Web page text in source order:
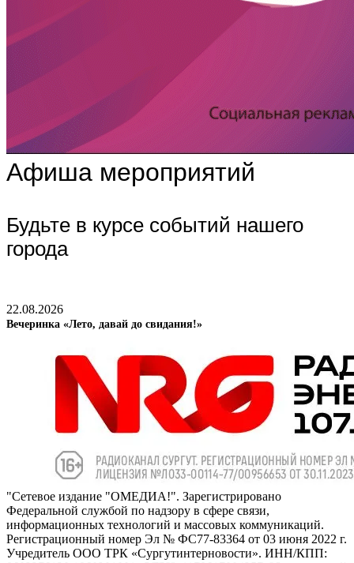
Афиша мероприятий
Будьте в курсе событий нашего
города
22.08.2026
Вечеринка «Лето, давай до свидания!»
"Сетевое издание "ОМЕДИА!". Зарегистрировано
Федеральной службой по надзору в сфере связи,
информационных технологий и массовых коммуникаций.
Регистрационный номер Эл № ФС77-83364 от 03 июня 2022 г.
Учредитель ООО ТРК «Сургутинтерновости». ИНН/КПП: